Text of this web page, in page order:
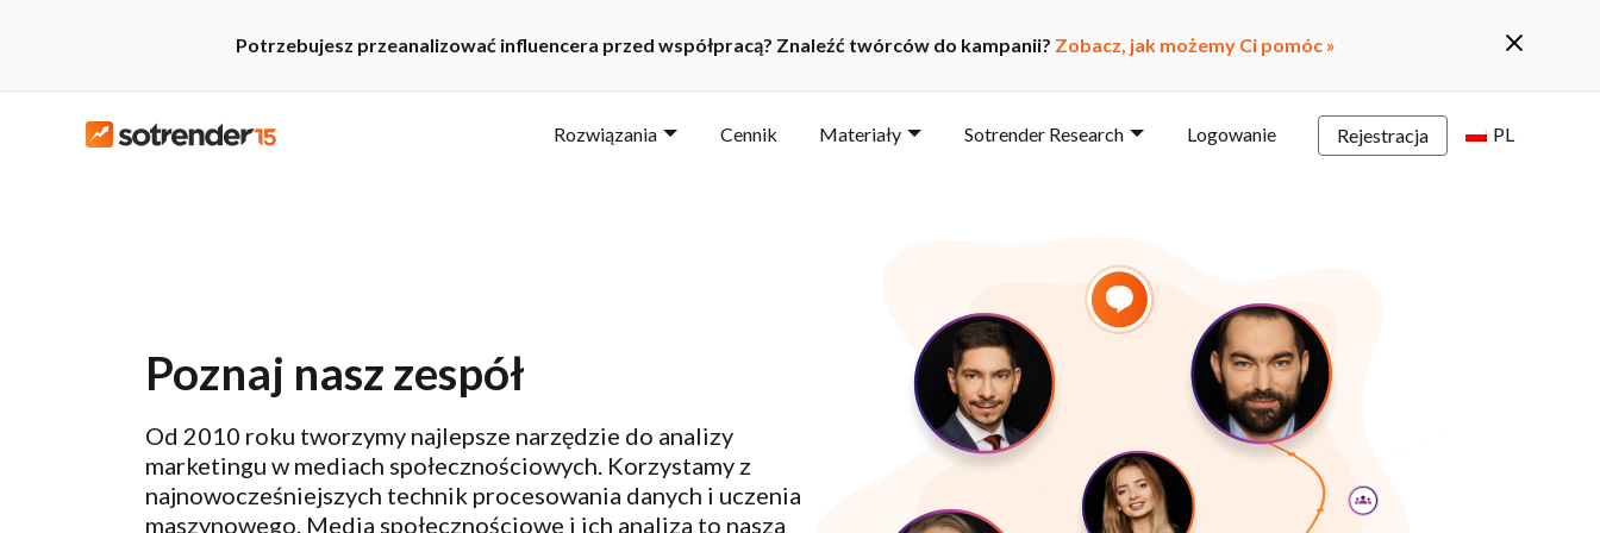
Potrzebujesz przeanalizować influencera przed współpracą? Znaleźć twórców do kampanii? Zobacz, jak możemy Ci pomóc »
Rozwiązania Cennik Materiały Sotrender Research Logowanie Rejestracja PL
Poznaj nasz zespół
Od 2010 roku tworzymy najlepsze narzędzie do analizy
marketingu w mediach społecznościowych. Korzystamy z
najnowocześniejszych technik procesowania danych i uczenia
maszynowego. Media społecznościowe i ich analiza to nasza